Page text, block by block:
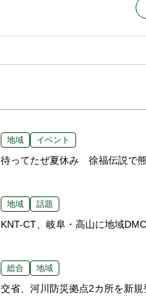
地域 イベント
待ってたぜ夏休み 徐福伝説で
地域 話題
KNT-CT、岐阜・高山に地域
総合 地域
交省、河川防災拠点2カ所を新